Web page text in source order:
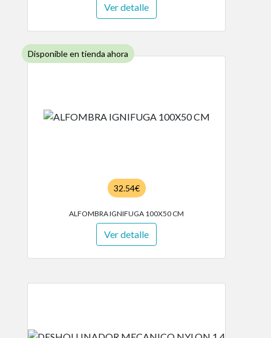
Ver detalle
Disponible en tienda ahora
32.54€
ALFOMBRA IGNIFUGA 100X50 CM
Ver detalle